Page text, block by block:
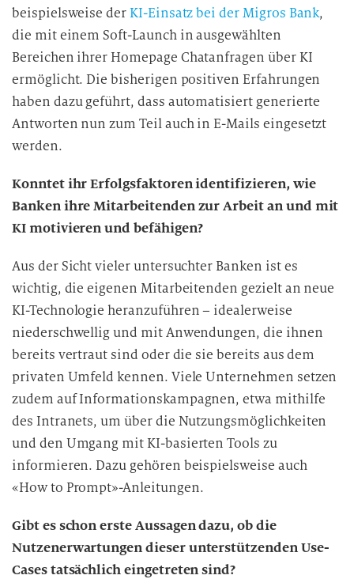
beispielsweise derKI-Einsatz bei der Migros Bank,
die mit einem Soft-Launch in ausgewählten
Bereichen ihrer Homepage Chatanfragen über KI
ermöglicht. Die bisherigen positiven Erfahrungen
haben dazu geführt, dass automatisiert generierte
Antworten nun zum Teil auch in E-Mails eingesetzt
werden.
Konntet ihr Erfolgsfaktoren identifizieren, wie
Banken ihre Mitarbeitenden zur Arbeit an und mit
KI motivieren und befähigen?
Aus der Sicht vieler untersuchter Banken ist es
wichtig, die eigenen Mitarbeitenden gezielt an neue
KI-Technologie heranzuführen – idealerweise
niederschwellig und mit Anwendungen, die ihnen
bereits vertraut sind oder die sie bereits aus dem
privaten Umfeld kennen. Viele Unternehmen setzen
zudem auf Informationskampagnen, etwa mithilfe
des Intranets, um über die Nutzungsmöglichkeiten
und den Umgang mit KI-basierten Tools zu
informieren. Dazu gehören beispielsweise auch
«How to Prompt»-Anleitungen.
Gibt es schon erste Aussagen dazu, ob die
Nutzenerwartungen dieser unterstützenden Use-
Cases tatsächlich eingetreten sind?